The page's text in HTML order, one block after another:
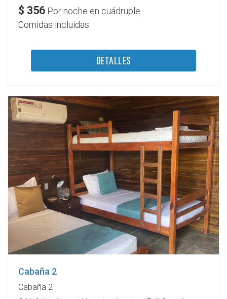
$ 356 Por noche en cuádruple
Comidas incluidas
DETALLES
Cabaña 2
Cabaña 2